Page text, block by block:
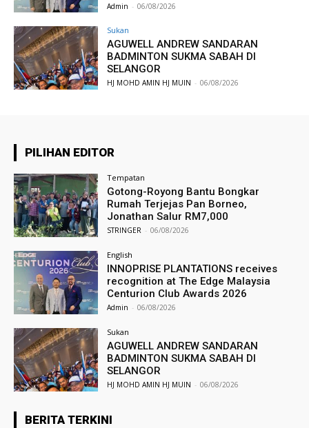
Admin - 06/08/2026
Sukan
AGUWELL ANDREW SANDARAN
BADMINTON SUKMA SABAH DI
SELANGOR
HJ MOHD AMIN HJ MUIN - 06/08/2026
PILIHAN EDITOR
Tempatan
Gotong-Royong Bantu Bongkar
Rumah Terjejas Pan Borneo,
Jonathan Salur RM7,000
STRINGER - 06/08/2026
English
INNOPRISE PLANTATIONS receives
recognition at The Edge Malaysia
Centurion Club Awards 2026
Admin - 06/08/2026
Sukan
AGUWELL ANDREW SANDARAN
BADMINTON SUKMA SABAH DI
SELANGOR
HJ MOHD AMIN HJ MUIN - 06/08/2026
BERITA TERKINI